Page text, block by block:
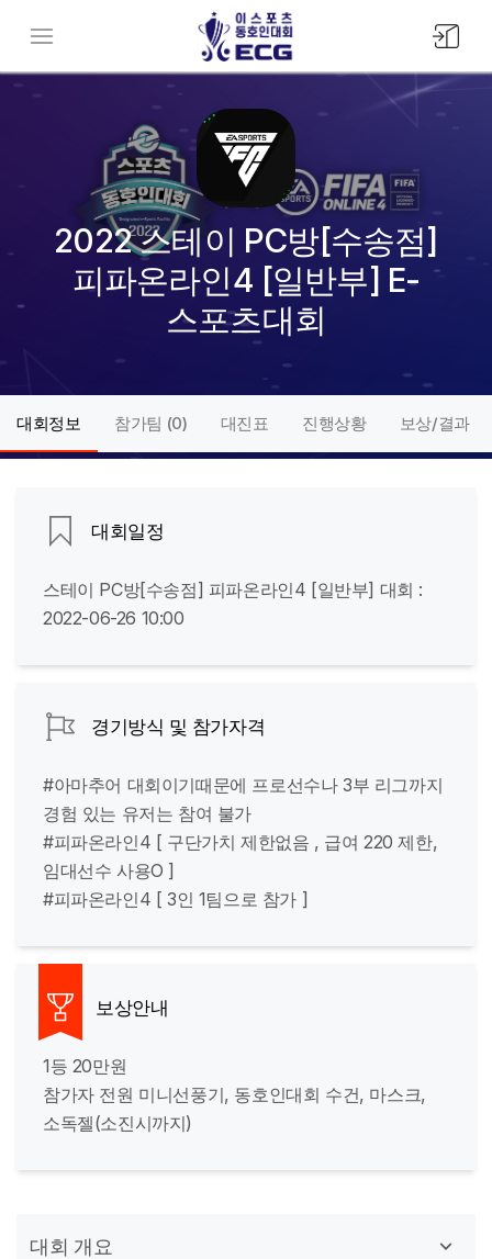
메뉴버튼
2022 스테이 PC방[수송점]
피파온라인4 [일반부] E-
스포츠대회
대회정보 참가팀 (0) 대진표 진행상황 보상/결과
대회일정
스테이 PC방[수송점] 피파온라인4 [일반부] 대회 :
2022-06-26 10:00
경기방식 및 참가자격
#아마추어 대회이기때문에 프로선수나 3부 리그까지
경험 있는 유저는 참여 불가
#피파온라인4 [ 구단가치 제한없음 , 급여 220 제한,
임대선수 사용O ]
#피파온라인4 [ 3인 1팀으로 참가 ]
보상안내
1등 20만원
참가자 전원 미니선풍기, 동호인대회 수건, 마스크,
소독젤(소진시까지)
대회 개요